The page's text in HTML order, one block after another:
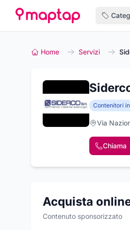
Home Servizi
Contenitori
Via
Chiama
Acquista
Contenuto sponsorizzato